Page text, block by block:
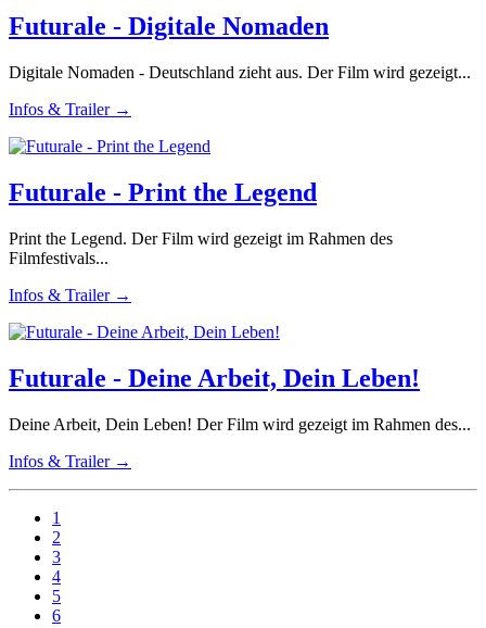
Futurale - Digitale Nomaden
Digitale Nomaden - Deutschland zieht aus. Der Film wird gezeigt...
Infos & Trailer →
Futurale - Print the Legend
Print the Legend. Der Film wird gezeigt im Rahmen des
Filmfestivals...
Infos & Trailer →
Futurale - Deine Arbeit, Dein Leben!
Deine Arbeit, Dein Leben! Der Film wird gezeigt im Rahmen des...
Infos & Trailer →
1
2
3
4
5
6